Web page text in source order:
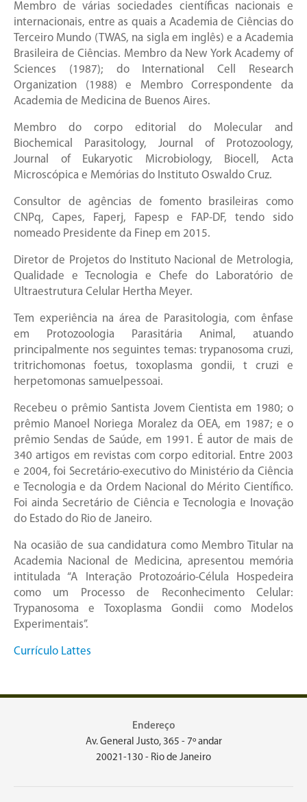
Membro de várias sociedades científicas nacionais e
internacionais, entre as quais a Academia de Ciências do
Terceiro Mundo (TWAS, na sigla em inglês) e a Academia
Brasileira de Ciências. Membro da New York Academy of
Sciences (1987); do International Cell Research
Organization (1988) e Membro Correspondente da
Academia de Medicina de Buenos Aires.
Membro do corpo editorial do Molecular and
Biochemical Parasitology, Journal of Protozoology,
Journal of Eukaryotic Microbiology, Biocell, Acta
Microscópica e Memórias do Instituto Oswaldo Cruz.
Consultor de agências de fomento brasileiras como
CNPq, Capes, Faperj, Fapesp e FAP-DF, tendo sido
nomeado Presidente da Finep em 2015.
Diretor de Projetos do Instituto Nacional de Metrologia,
Qualidade e Tecnologia e Chefe do Laboratório de
Ultraestrutura Celular Hertha Meyer.
Tem experiência na área de Parasitologia, com ênfase
em Protozoologia Parasitária Animal, atuando
principalmente nos seguintes temas: trypanosoma cruzi,
tritrichomonas foetus, toxoplasma gondii, t cruzi e
herpetomonas samuelpessoai.
Recebeu o prêmio Santista Jovem Cientista em 1980; o
prêmio Manoel Noriega Moralez da OEA, em 1987; e o
prêmio Sendas de Saúde, em 1991. É autor de mais de
340 artigos em revistas com corpo editorial. Entre 2003
e 2004, foi Secretário-executivo do Ministério da Ciência
e Tecnologia e da Ordem Nacional do Mérito Científico.
Foi ainda Secretário de Ciência e Tecnologia e Inovação
do Estado do Rio de Janeiro.
Na ocasião de sua candidatura como Membro Titular na
Academia Nacional de Medicina, apresentou memória
intitulada “A Interação Protozoário-Célula Hospedeira
como um Processo de Reconhecimento Celular:
Trypanosoma e Toxoplasma Gondii como Modelos
Experimentais”.
Currículo Lattes
Endereço
Av. General Justo, 365 - 7º andar
20021-130 - Rio de Janeiro